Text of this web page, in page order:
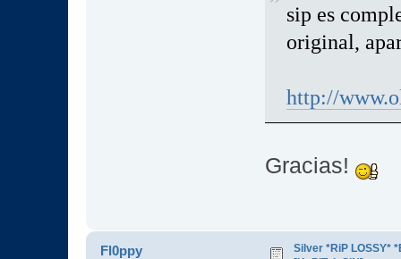
sip es
original,
http://
Gracias!
Fl0ppy
Silver *RiP LOSSY*